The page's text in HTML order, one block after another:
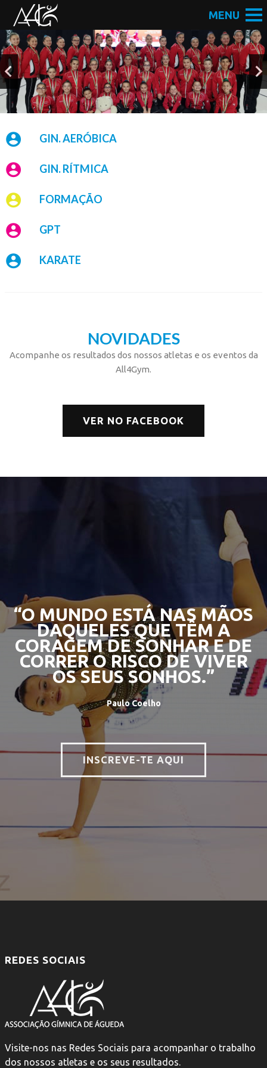
GIN. AERÓBICA
GIN. RÍTMICA
FORMAÇÃO
GPT
KARATE
NOVIDADES
Acompanhe os resultados dos nossos atletas e os eventos da
All4Gym.
VER NO FACEBOOK
“O MUNDO ESTÁ NAS MÃOS
DAQUELES QUE TÊM A
CORAGEM DE SONHAR E DE
CORRER O RISCO DE VIVER
OS SEUS SONHOS.”
Paulo Coelho
INSCREVE-TE AQUI
REDES SOCIAIS
Visite-nos nas Redes Sociais para acompanhar o trabalho
dos nossos atletas e os seus resultados.